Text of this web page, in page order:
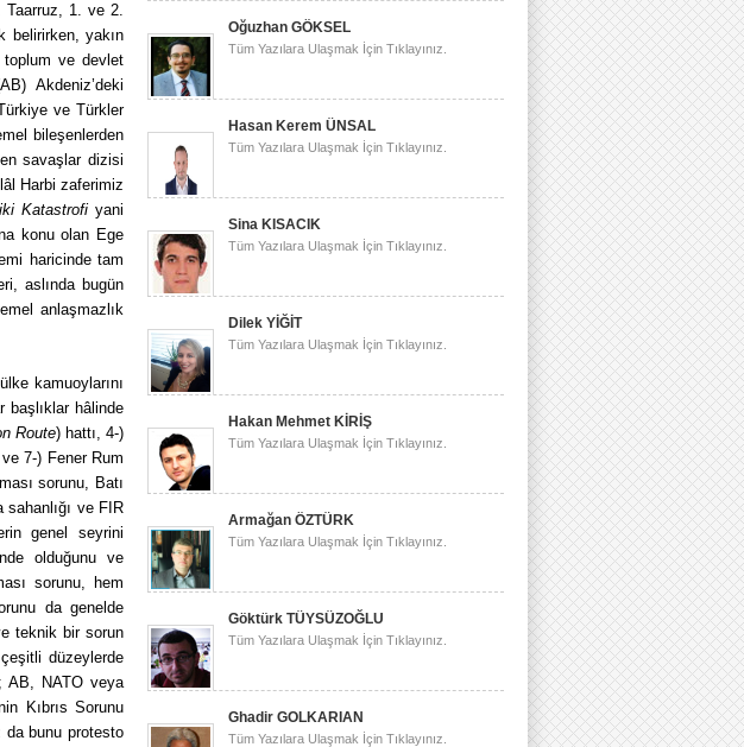
Taarruz, 1. ve 2.
belirirken, yakın
toplum ve devlet
Akdeniz’deki
ve Türkler
bileşenlerden
savaşlar dizisi
Harbi zaferimiz
Katastrofi yani
konu olan Ege
haricinde tam
aslında bugün
anlaşmazlık
kamuoylarını
başlıklar hâlinde
Route) hattı, 4-)
ve 7-) Fener Rum
sorunu, Batı
sahanlığı ve FIR
genel seyrini
olduğunu ve
sorunu, hem
da genelde
teknik bir sorun
düzeylerde
AB, NATO veya
Kıbrıs Sorunu
da bunu protesto
Oğuzhan GÖKSEL
Tüm Yazılara Ulaşmak İçin Tıklayınız.
Hasan Kerem ÜNSAL
Tüm Yazılara Ulaşmak İçin Tıklayınız.
Sina KISACIK
Tüm Yazılara Ulaşmak İçin Tıklayınız.
Dilek YİĞİT
Tüm Yazılara Ulaşmak İçin Tıklayınız.
Hakan Mehmet KİRİŞ
Tüm Yazılara Ulaşmak İçin Tıklayınız.
Armağan ÖZTÜRK
Tüm Yazılara Ulaşmak İçin Tıklayınız.
Göktürk TÜYSÜZOĞLU
Tüm Yazılara Ulaşmak İçin Tıklayınız.
Ghadir GOLKARIAN
Tüm Yazılara Ulaşmak İçin Tıklayınız.